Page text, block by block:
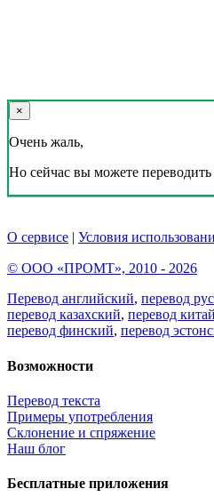
×
Очень жаль,
Но сейчас вы можете переводить
О сервисе | Условия
© ООО «ПРОМТ», 2010 - 2026
Перевод английский, перевод
перевод казахский, перевод
перевод финский, перевод
Возможности
Перевод текста
Примеры употребления
Склонение и спряжение
Наш блог
Бесплатные приложения